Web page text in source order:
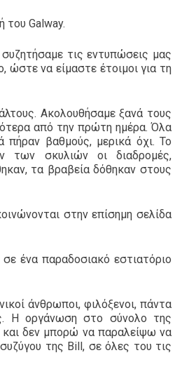
του Galway.
τις εντυπώσεις μας
ώστε να είμαστε έτοιμοι για τη
Ακολουθήσαμε ξανά τους
από την πρώτη ημέρα. Όλα
πήραν βαθμούς, μερικά όχι. Το
των σκυλιών οι διαδρομές,
τα βραβεία δόθηκαν στους
στην επίσημη σελίδα
ένα παραδοσιακό εστιατόριο
άνθρωποι, φιλόξενοι, πάντα
Η οργάνωση στο σύνολο της
και δεν μπορώ να παραλείψω να
της Bill, σε όλες του τις